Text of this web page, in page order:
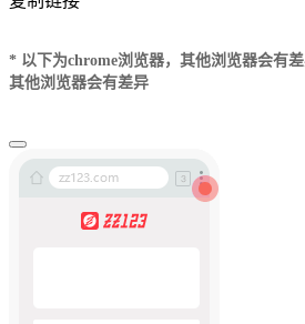
* 以下为chrome浏览器，其他浏览器会有
其他浏览器会有差异